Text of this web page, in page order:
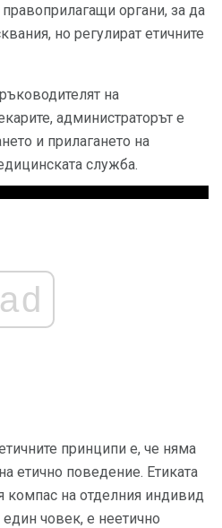
органи, за да
но регулират етичните
на
администраторът е
и прилагането на
служба.
ad
принципи е, че няма
етично поведение. Етиката
компас на отделния индивид
един човек, е неетично